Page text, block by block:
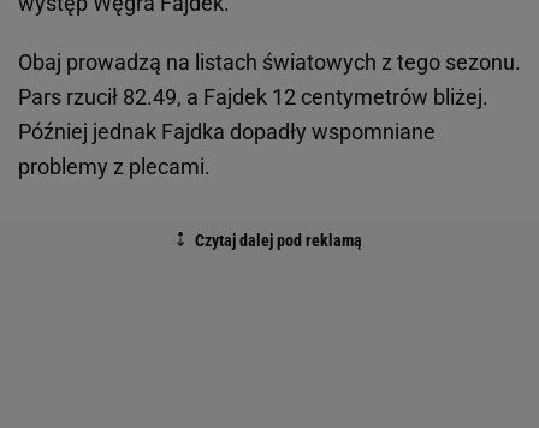
Obaj prowadzą na listach światowych z tego sezonu.
Pars rzucił 82.49, a Fajdek 12 centymetrów bliżej.
Później jednak Fajdka dopadły wspomniane
problemy z plecami.